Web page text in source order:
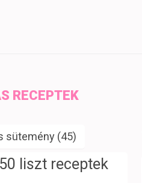
RECEPTEK
sütemény(45)
liszt receptek